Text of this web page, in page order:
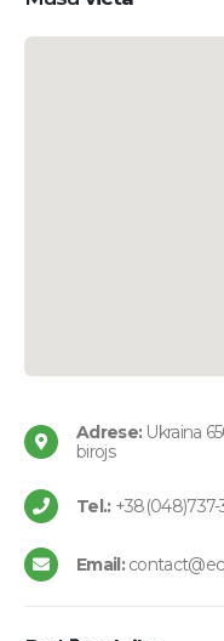
Adrese:Ukraina
birojs
Tel.:+38(048)737-
Email: